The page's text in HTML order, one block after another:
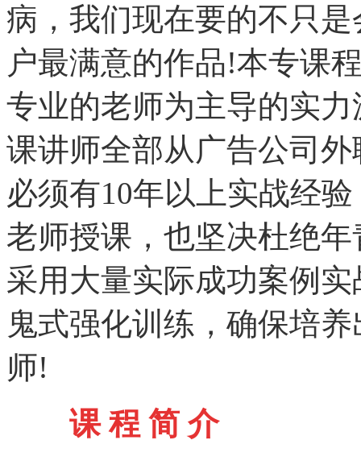
病，我们现在要的不只
户最满意的作品!本专课
专业的老师为主导的实
课讲师全部从广告公司
必须有10年以上实战经
老师授课，也坚决杜绝
采用大量实际成功案例
鬼式强化训练，确保培
师!
课 程 简 介